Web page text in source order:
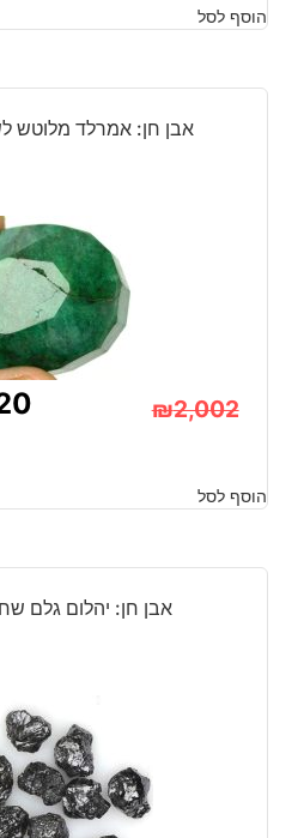
הוסף לסל
אבן חן: אמרלד מלוטש לשיבוץ
₪2,002
המקורי
₪2,002.
הנוכחי
₪1,120.
הוסף לסל
אבן חן: יהלום גלם שחור 0.10